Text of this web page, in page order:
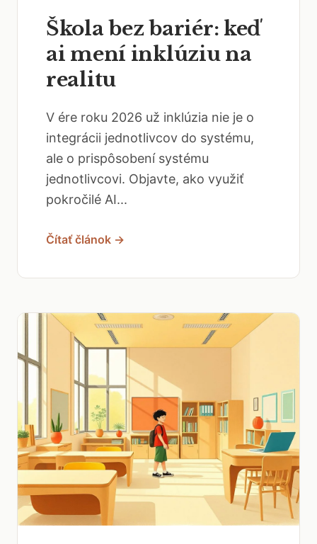
Škola bez bariér: keď
ai mení inklúziu na
realitu
V ére roku 2026 už inklúzia nie je o
integrácii jednotlivcov do systému,
ale o prispôsobení systému
jednotlivcovi. Objavte, ako využiť
pokročilé AI...
Čítať článok →